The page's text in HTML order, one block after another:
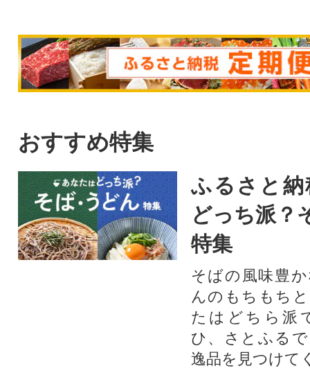
おすすめ特集
ふるさと
どっち派？
特集
そばの風味豊
んのもちもち
たはどちら派
ひ、さとふる
逸品を見つけて